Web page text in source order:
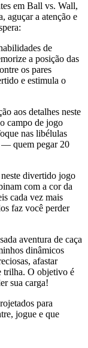
em Ball vs. Wall,
aguçar a atenção e
de
a posição das
os pares
e estimula o
aos detalhes neste
campo de jogo
nas libélulas
— quem pegar 20
divertido jogo
com a cor da
cada vez mais
faz você perder
aventura de caça
dinâmicos
afastar
trilha. O objetivo é
sua carga!
para
jogue e que